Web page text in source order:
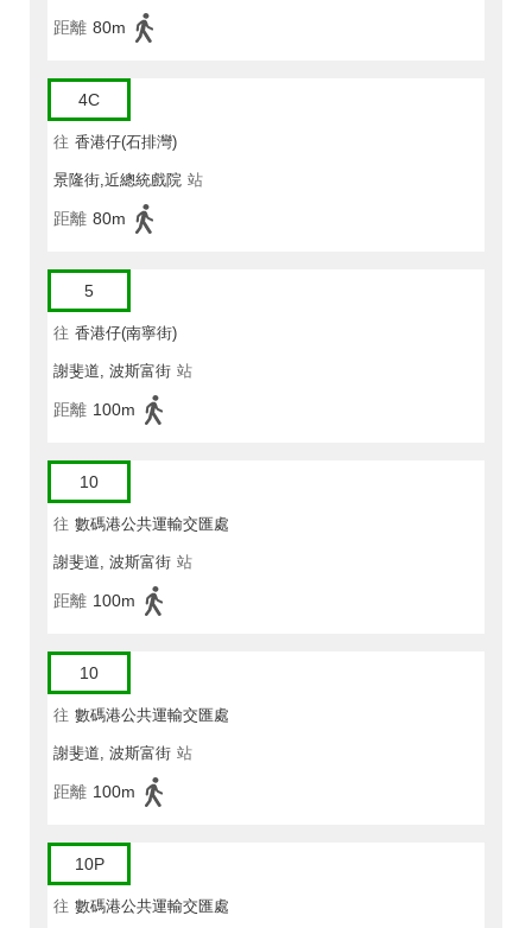
距離 80m
4C
往 香港仔(石排灣)
景隆街,近總統戲院 站
距離 80m
5
往 香港仔(南寧街)
謝斐道, 波斯富街 站
距離 100m
10
往 數碼港公共運輸交匯處
謝斐道, 波斯富街 站
距離 100m
10
往 數碼港公共運輸交匯處
謝斐道, 波斯富街 站
距離 100m
10P
往 數碼港公共運輸交匯處